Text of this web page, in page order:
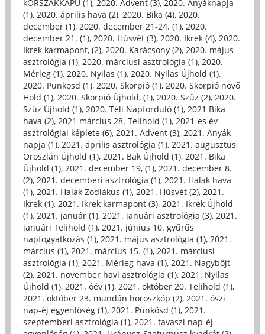
kORSZAKKAPU (1), 2020. Advent (3), 2020. Anyáknapja
(1), 2020. április hava (2), 2020. Bika (4), 2020.
december (1), 2020. december 21-24. (1), 2020.
december 21. (1), 2020. Húsvét (3), 2020. Ikrek (4), 2020.
Ikrek karmapont, (2), 2020. Karácsony (2), 2020. május
asztrológia (1), 2020. márciusi asztrológia (1), 2020.
Mérleg (1), 2020. Nyilas (1), 2020. Nyilas Újhold (1),
2020. Pünkösd (1), 2020. Skorpió (1), 2020. Skorpió növő
Hold (1), 2020. Skorpió Újhold, (1), 2020. Szűz (2), 2020.
Szűz Újhold (1), 2020. Téli Napforduló (1), 2021 Bika
hava (2), 2021 március 28. Telihold (1), 2021-es év
asztrológiai képlete (6), 2021. Advent (3), 2021. Anyák
napja (1), 2021. április asztrológia (1), 2021. augusztus,
Oroszlán Újhold (1), 2021. Bak Újhold (1), 2021. Bika
Újhold (1), 2021. december 19, (1), 2021. december 8.
(2), 2021. decemberi asztrológia (1), 2021. Halak hava
(1), 2021. Halak Zodiákus (1), 2021. Húsvét (2), 2021.
Ikrek (1), 2021. Ikrek karmapont (3), 2021. Ikrek Újhold
(1), 2021. január (1), 2021. januári asztrológia (3), 2021.
januári Telihold (1), 2021. június 10. gyűrűs
napfogyatkozás (1), 2021. május asztrológia (1), 2021.
március (1), 2021. március 15. (1), 2021. márciusi
asztrológia (1), 2021. Mérleg hava (1), 2021. Nagyböjt
(2), 2021. november havi asztrológia (1), 2021. Nyilas
Újhold (1), 2021. óév (1), 2021. október 20. Telihold (1),
2021. október 23. mundán horoszkóp (2), 2021. őszi
nap-éj egyenlőség (1), 2021. Pünkösd (1), 2021.
szeptemberi asztrológia (1), 2021. tavaszi nap-éj